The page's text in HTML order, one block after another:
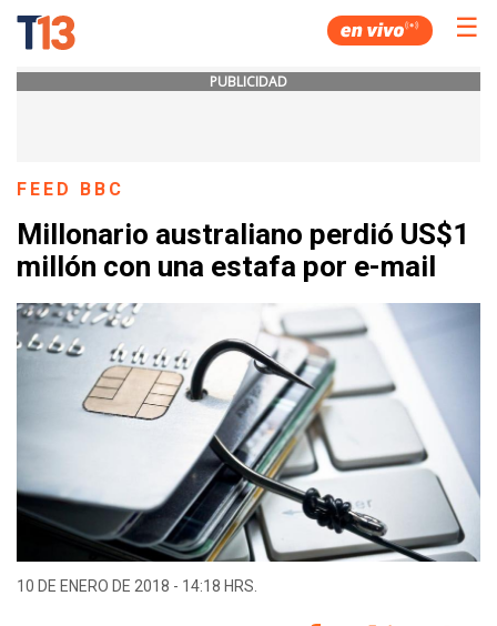
☰
PUBLICIDAD
FEED BBC
Millonario australiano perdió US$1
millón con una estafa por e-mail
10 DE ENERO DE 2018 - 14:18 HRS.